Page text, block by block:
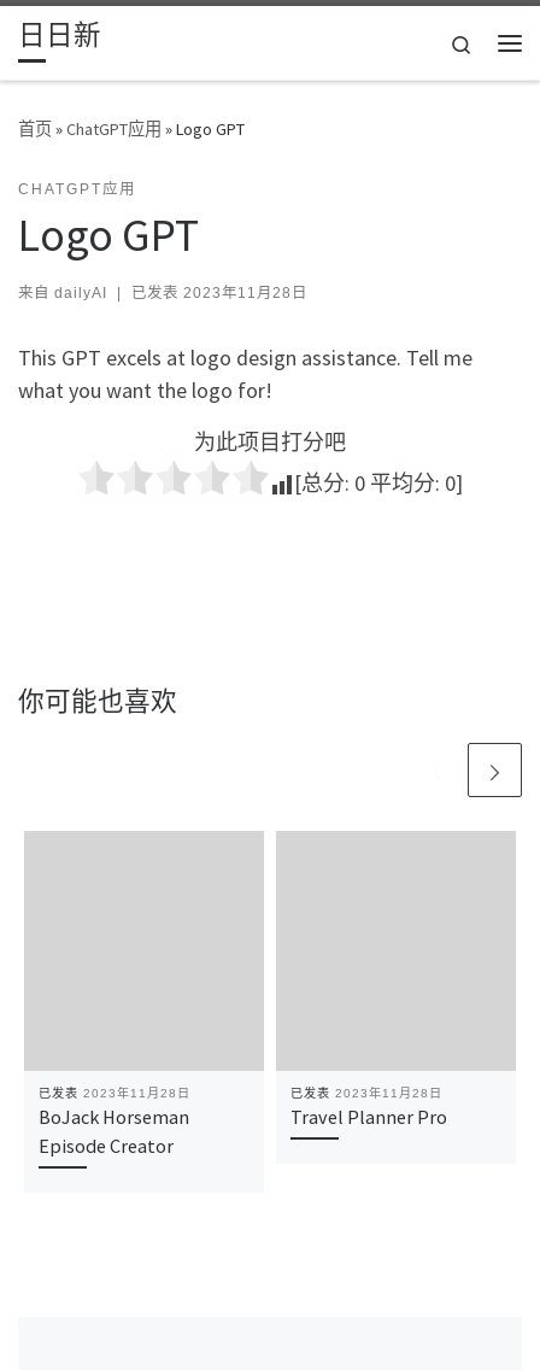
Skip to content
日日新
Search
首页»ChatGPT应用 »Logo GPT
CHATGPT应用
Logo GPT
来自 dailyAI | 已发表 2023年11月28日
This GPT excels at logo design assistance. Tell me
what you want the logo for!
为此项目打分吧
[总分: 0 平均分: 0]
你可能也喜欢
已发表 2023年11月28日
BoJack Horseman
Episode Creator
已发表 2023年11月28日
Travel Planner Pro